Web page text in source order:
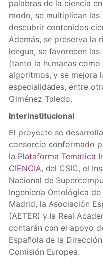
palabras de la ciencia
modo, se multiplican
descubrir contenidos
Además, se preserva la
lengua, se favorecen
(tanto la humanas
algoritmos, y se mejora
especialidades, entre
Giménez Toledo.
Interinstitucional
El proyecto se
consorcio conformado
la Plataforma Temática
CIENCIA, del CSIC, el
Nacional de
Ingeniería Ontológica
Madrid, la Asociación
(AETER) y la Real
contarán con el apoyo
Española de la
Comisión Europea.